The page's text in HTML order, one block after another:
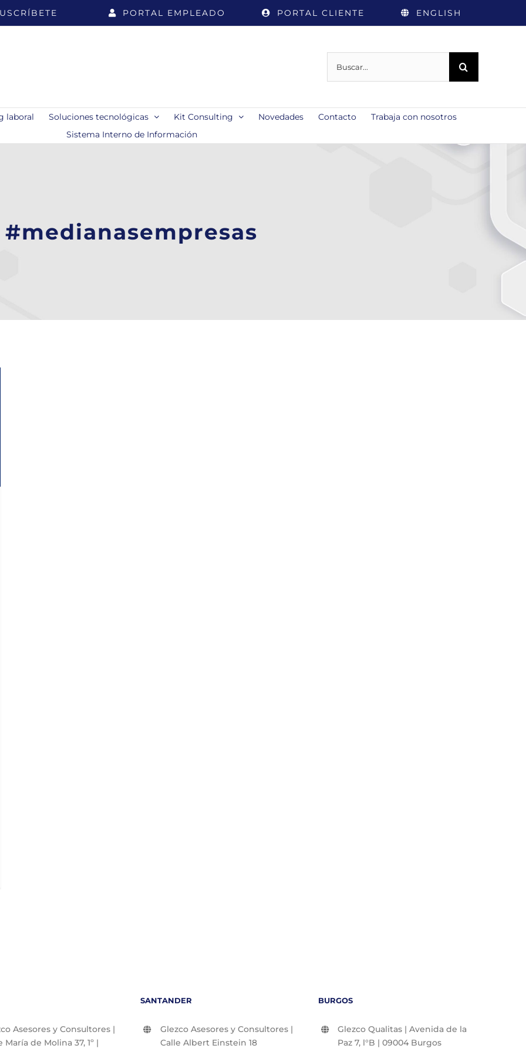
PORTAL EMPLEADO PORTAL CLIENTE ENGLISH
laboral Soluciones tecnológicas Kit Consulting Novedades Contacto
Trabaja con nosotros
Sistema Interno de Información
#medianasempresas
Asesores y Consultores |
María de Molina 37, 1º |
SANTANDER
Glezco Asesores y Consultores |
Calle Albert Einstein 18
BURGOS
Glezco Qualitas | Avenida de la
Paz 7, l°B | 09004 Burgos